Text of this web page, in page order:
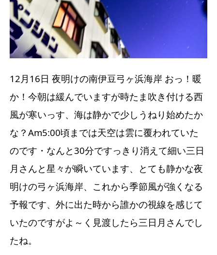
12月16日 夜明けの南伊豆弓ヶ浜海岸 おっ！暖
か！今朝は緩んでいますが時たま吹き付ける西
風が寒いっす、海は静かで少しうねり始めたか
な？Am5:00頃までは天空は雲に覆われていた
のです・なんと30分ですっきり消えて細い三日
月さんと星々が瞬いています、とても静かな夜
明けの弓ヶ浜海岸、これから季節風が強くなる
予報です、外に出た時から誰かの視線を感じて
いたのですがよ～く見渡したら三日月さんでし
たね。